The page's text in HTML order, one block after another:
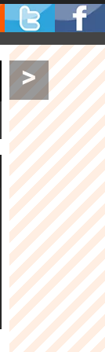
>